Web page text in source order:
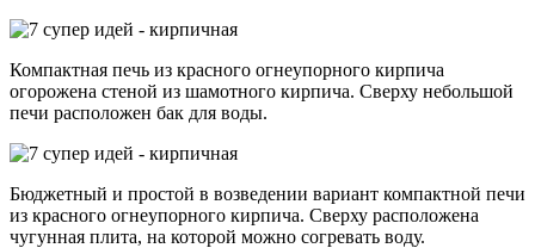
Компактная печь из красного огнеупорного кирпича
огорожена стеной из шамотного кирпича. Сверху небольшой
печи расположен бак для воды.
Бюджетный и простой в возведении вариант компактной печи
из красного огнеупорного кирпича. Сверху расположена
чугунная плита, на которой можно согревать воду.